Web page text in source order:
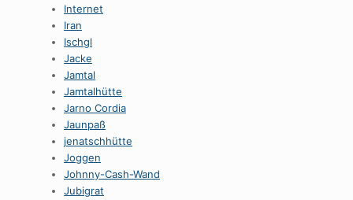
Internet
Iran
Ischgl
Jacke
Jamtal
Jamtalhütte
Jarno Cordia
Jaunpaß
jenatschhütte
Joggen
Johnny-Cash-Wand
Jubigrat